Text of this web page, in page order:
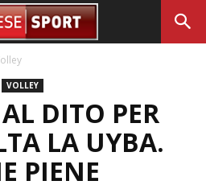
VOLLEY
DITO PER
LA UYBA.
PIENE